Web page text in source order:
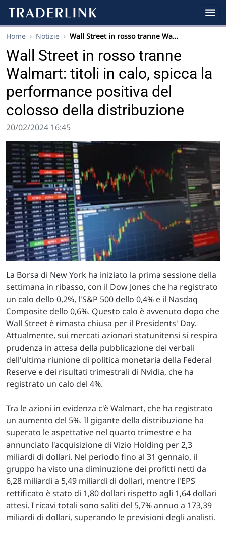
Home › Notizie › Wall Street in rosso tranne Wa…
Wall Street in rosso tranne
Walmart: titoli in calo, spicca la
performance positiva del
colosso della distribuzione
20/02/2024 16:45
La Borsa di New York ha iniziato la prima sessione della
settimana in ribasso, con il Dow Jones che ha registrato
un calo dello 0,2%, l'S&P 500 dello 0,4% e il Nasdaq
Composite dello 0,6%. Questo calo è avvenuto dopo che
Wall Street è rimasta chiusa per il Presidents' Day.
Attualmente, sui mercati azionari statunitensi si respira
prudenza in attesa della pubblicazione dei verbali
dell'ultima riunione di politica monetaria della Federal
Reserve e dei risultati trimestrali di Nvidia, che ha
registrato un calo del 4%.
Tra le azioni in evidenza c'è Walmart, che ha registrato
un aumento del 5%. Il gigante della distribuzione ha
superato le aspettative nel quarto trimestre e ha
annunciato l'acquisizione di Vizio Holding per 2,3
miliardi di dollari. Nel periodo fino al 31 gennaio, il
gruppo ha visto una diminuzione dei profitti netti da
6,28 miliardi a 5,49 miliardi di dollari, mentre l'EPS
rettificato è stato di 1,80 dollari rispetto agli 1,64 dollari
attesi. I ricavi totali sono saliti del 5,7% annuo a 173,39
miliardi di dollari, superando le previsioni degli analisti.